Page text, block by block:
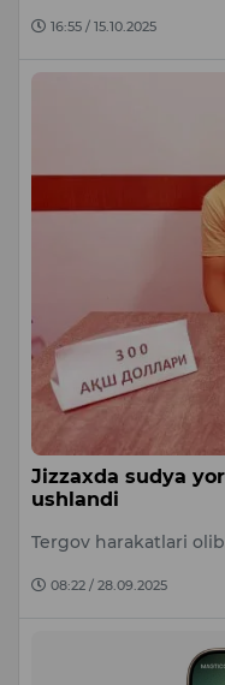
16:55 / 15.10.2025
Jizzaxda sudya
ushlandi
Tergov harakatlari
08:22 / 28.09.2025